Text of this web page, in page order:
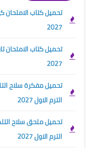
تحميل كتاب الامتحان
2027
تحميل كتاب الامتحان
2027
تحميل مفكرة سلاح
الترم الاول 2027
تحميل ملحق سلاح
الترم الاول 2027